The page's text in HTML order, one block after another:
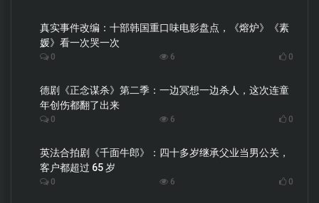
真实事件改编：十部韩国重口味电影盘点，《熔炉》《素
媛》看一次哭一次
0 6 0
德剧《正念谋杀》第二季：一边冥想一边杀人，这次连童
年创伤都翻了出来
0 6 0
英法合拍剧《千面牛郎》：四十多岁继承父业当男公关，
客户都超过 65 岁
0 6 0